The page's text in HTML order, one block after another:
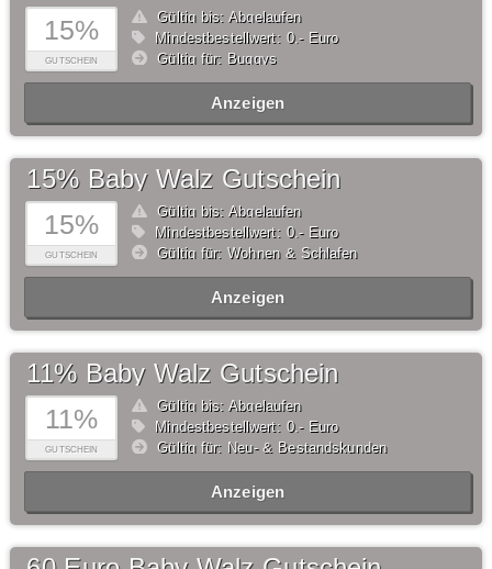
15%
GUTSCHEIN
Gültig bis: Abgelaufen
Mindestbestellwert: 0,- Euro
Gültig für: Buggys
Anzeigen
15%
GUTSCHEIN
15% Baby Walz Gutschein
Gültig bis: Abgelaufen
Mindestbestellwert: 0,- Euro
Gültig für: Wohnen & Schlafen
Anzeigen
11%
GUTSCHEIN
11% Baby Walz Gutschein
Gültig bis: Abgelaufen
Mindestbestellwert: 0,- Euro
Gültig für: Neu- & Bestandskunden
Anzeigen